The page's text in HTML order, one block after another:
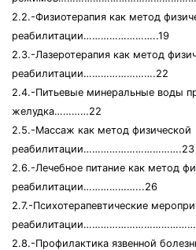
2.2.-Физиотерапия как метод
реабилитации……………………..19
2.3.-Лазеротерапия как метод
реабилитации…………………….22
2.4.-Питьевые минеральные воды
желудка…………22
2.5.-Массаж как метод физической
реабилитации…………………………….23
2.6.-Лечебное питание как метод
реабилитации………………...26
2.7.-Психотерапевтические
2.8.-Профилактика язвенной